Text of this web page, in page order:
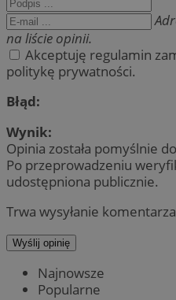
na liście opinii.
Akceptuję regulamin
politykę prywatności.
Błąd:
Wynik:
Opinia została pomyślnie
Po przeprowadzeniu
udostępniona publicznie.
Trwa wysyłanie
Wyślij opinię
Najnowsze
Popularne